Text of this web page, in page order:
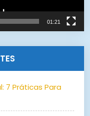
01:21
7 Práticas Para